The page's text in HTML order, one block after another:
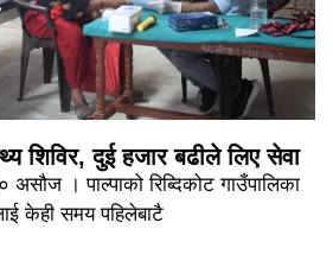
शिविर, दुई हजार बढीले लिए सेवा
असौज । पाल्पाको रिब्दिकोट गाउँपालिका
केही समय पहिलेबाटै